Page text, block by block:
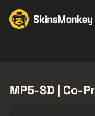
MP5-SD | Co-